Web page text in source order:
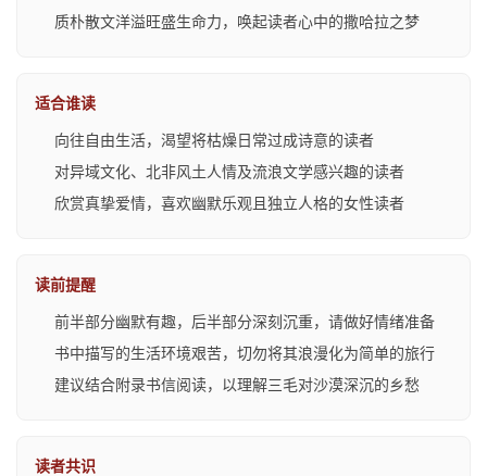
质朴散文洋溢旺盛生命力，唤起读者心中的撒哈拉之梦
适合谁读
向往自由生活，渴望将枯燥日常过成诗意的读者
对异域文化、北非风土人情及流浪文学感兴趣的读者
欣赏真挚爱情，喜欢幽默乐观且独立人格的女性读者
读前提醒
前半部分幽默有趣，后半部分深刻沉重，请做好情绪准备
书中描写的生活环境艰苦，切勿将其浪漫化为简单的旅行
建议结合附录书信阅读，以理解三毛对沙漠深沉的乡愁
读者共识